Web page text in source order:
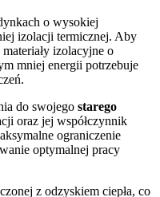
o wysokiej
izolacji termicznej. Aby
izolacyjne o
mniej energii potrzebuje
do swojego starego
oraz jej współczynnik
ograniczenie
optymalnej pracy
z odzyskiem ciepła, co